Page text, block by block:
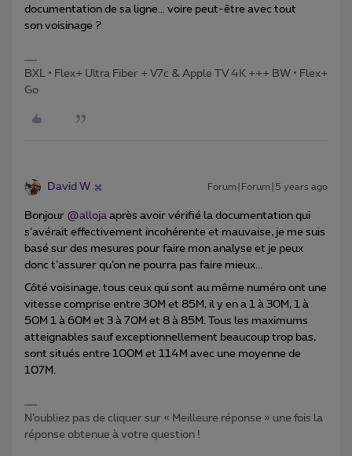
documentation de sa ligne… voire peut-être avec tout
son voisinage ?
BXL • Flex+ Ultra Fiber + V7c & Apple TV 4K +++ BW • Flex+
Go
David W Forum|Forum|5 years ago
Bonjour @alloja après avoir vérifié la documentation qui
s’avérait effectivement incohérente et mauvaise, je me suis
basé sur des mesures pour faire mon analyse et je peux
donc t’assurer qu’on ne pourra pas faire mieux...
Côté voisinage, tous ceux qui sont au même numéro ont une
vitesse comprise entre 30M et 85M, il y en a 1 à 30M, 1 à
50M 1 à 60M et 3 à 70M et 8 à 85M. Tous les maximums
atteignables sauf exceptionnellement beaucoup trop bas,
sont situés entre 100M et 114M avec une moyenne de
107M.
N’oubliez pas de cliquer sur « Meilleure réponse » une fois la
réponse obtenue à votre question !